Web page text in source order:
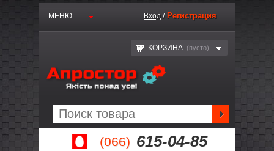
(066) 615-04-85
МЕНЮ Вход / Регистрация
КОРЗИНА: (пустo)